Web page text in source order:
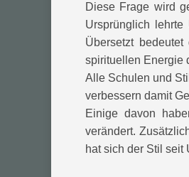
Diese Frage wird
Ursprünglich
Übersetzt
spirituellen Energie
Alle Schulen und
verbessern damit
Einige davon
verändert.
hat sich der Stil seit